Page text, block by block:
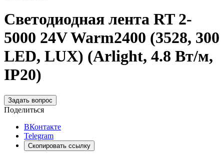
Светодиодная лента RT 2-
5000 24V Warm2400 (3528, 300
LED, LUX) (Arlight, 4.8 Вт/м,
IP20)
Задать вопрос
Поделиться
ВКонтакте
Telegram
Скопировать ссылку